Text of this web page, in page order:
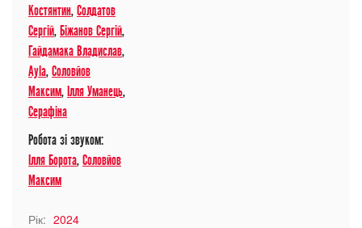
Костянтин,Солдатов
Сергій,Біжанов Сергій,
Гайдамака Владислав,
Ayla,Соловйов
Максим,Ілля Уманець,
Серафіна
Робота зі звуком:
Ілля Борота,Соловйов
Максим
Рік: 2024